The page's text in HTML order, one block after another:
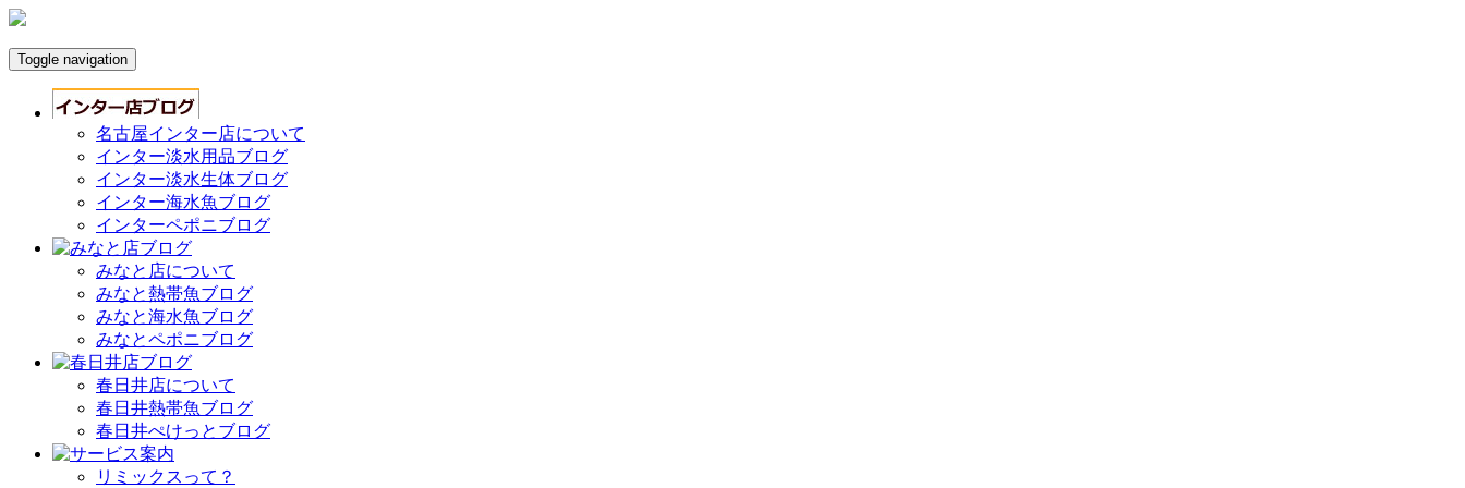
Toggle navigation
名古屋インター店について
インター淡水用品ブログ
インター淡水生体ブログ
インター海水魚ブログ
インターペポニブログ
みなと店について
みなと熱帯魚ブログ
みなと海水魚ブログ
みなとペポニブログ
春日井店について
春日井熱帯魚ブログ
春日井ぺけっとブログ
リミックスって？